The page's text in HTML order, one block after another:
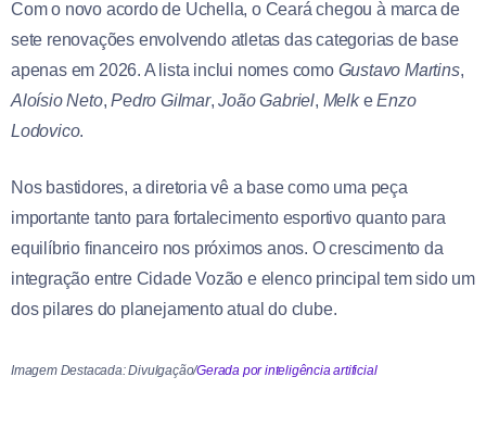
Com o novo acordo de Uchella, o Ceará chegou à marca de
sete renovações envolvendo atletas das categorias de base
apenas em 2026. A lista inclui nomes como Gustavo Martins,
Aloísio Neto,Pedro Gilmar,João Gabriel, MelkeEnzo
Lodovico.
Nos bastidores, a diretoria vê a base como uma peça
importante tanto para fortalecimento esportivo quanto para
equilíbrio financeiro nos próximos anos. O crescimento da
integração entre Cidade Vozão e elenco principal tem sido um
dos pilares do planejamento atual do clube.
Imagem Destacada: Divulgação/Gerada por inteligência artificial